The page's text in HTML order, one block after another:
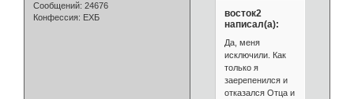
Сообщений: 24676
Конфессия: ЕХБ
восток2
написал(а):
Да, меня
исключили. Как
только я
заерепенился и
отказался Отца и